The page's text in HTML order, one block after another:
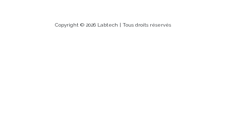
Copyright © 2026 Labtech | Tous droits réservés